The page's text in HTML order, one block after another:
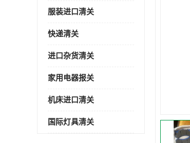
服装进口清关
快递清关
进口杂货清关
家用电器报关
机床进口清关
国际灯具清关